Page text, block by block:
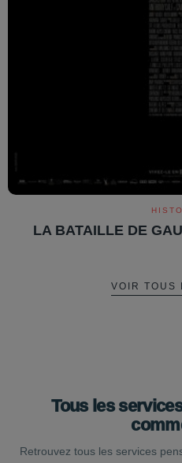
LA BATAILLE DE
VOIR TOUS
Tous les
Retrouvez tous les services